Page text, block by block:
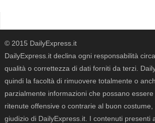
© 2015 DailyExpress.it
DailyExpress.it declina ogni responsabilità
qualità o correttezza di dati forniti da terzi.
quindi la facoltà di rimuovere totalmente o
parzialmente informazioni che possano
ritenute offensive o contrarie al buon costume,
giudizio di DailyExpress.it. I contenuti presenti